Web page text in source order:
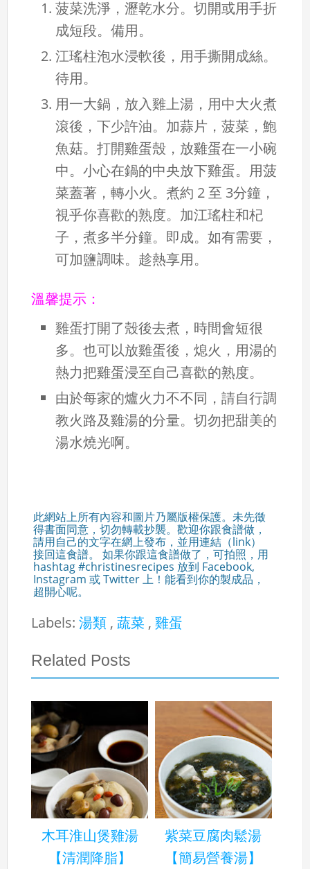
菠菜洗淨，瀝乾水分。切開或用手折
成短段。備用。
江瑤柱泡水浸軟後，用手撕開成絲。
待用。
用一大鍋，放入雞上湯，用中大火煮
滾後，下少許油。加蒜片，菠菜，鮑
魚菇。打開雞蛋殼，放雞蛋在一小碗
中。小心在鍋的中央放下雞蛋。用菠
菜蓋著，轉小火。煮約 2 至 3分鐘，
視乎你喜歡的熟度。加江瑤柱和杞
子，煮多半分鐘。即成。如有需要，
可加鹽調味。趁熱享用。
溫馨提示：
雞蛋打開了殼後去煮，時間會短很
多。也可以放雞蛋後，熄火，用湯的
熱力把雞蛋浸至自己喜歡的熟度。
由於每家的爐火力不不同，請自行調
教火路及雞湯的分量。切勿把甜美的
湯水燒光啊。
此網站上所有內容和圖片乃屬版權保護。未先徵
得書面同意，切勿轉載抄襲。歡迎你跟食譜做，
請用自己的文字在網上發布，並用連結（link）
接回這食譜。 如果你跟這食譜做了，可拍照，用
hashtag #christinesrecipes 放到 Facebook,
Instagram 或 Twitter 上！能看到你的製成品，
超開心呢。
Labels:湯類 ,蔬菜 ,雞蛋
Related Posts
木耳淮山煲雞湯
【清潤降脂】
紫菜豆腐肉鬆湯
【簡易營養湯】